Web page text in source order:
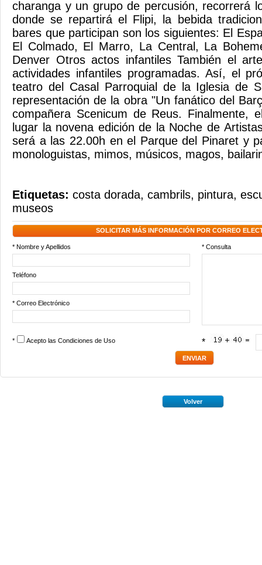
charanga y un grupo de percusión, recorrerá
donde se repartirá el Flipi, la bebida
bares que participan son los siguientes: El
El Colmado, El Marro, La Central, La
Denver Otros actos infantiles También el
actividades infantiles programadas. Así, el
teatro del Casal Parroquial de la Iglesia de
representación de la obra "Un fanático del
compañera Scenicum de Reus. Finalmente,
lugar la novena edición de la Noche de
será a las 22.00h en el Parque del Pinaret y
monologuistas, mimos, músicos, magos,
Etiquetas: costa dorada, cambrils, pintura,
museos
SOLICITAR MÁS INFORMACIÓN POR CORREO
* Nombre y Apellidos * Consulta
Teléfono
* Correo Electrónico
* Acepto las Condiciones de Uso *
Volver